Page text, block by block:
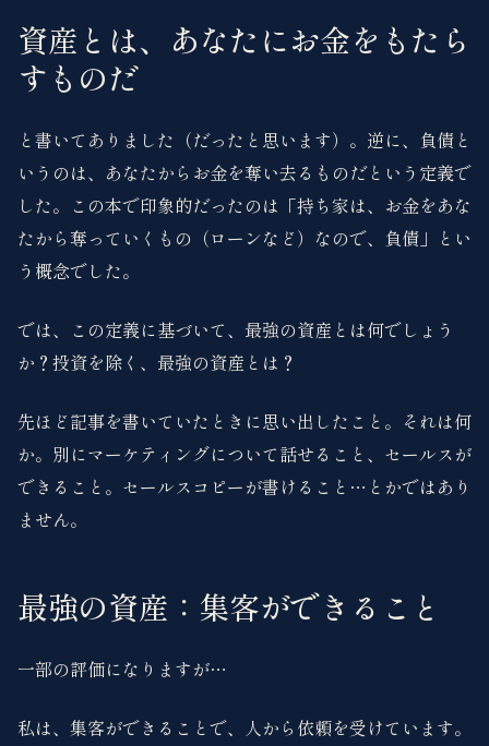
資産とは、あなたにお金をもたら
すものだ
と書いてありました（だったと思います）。逆に、負債と
いうのは、あなたからお金を奪い去るものだという定義で
した。この本で印象的だったのは「持ち家は、お金をあな
たから奪っていくもの（ローンなど）なので、負債」とい
う概念でした。
では、この定義に基づいて、最強の資産とは何でしょう
か？投資を除く、最強の資産とは？
先ほど記事を書いていたときに思い出したこと。それは何
か。別にマーケティングについて話せること、セールスが
できること。セールスコピーが書けること…とかではあり
ません。
最強の資産：集客ができること
一部の評価になりますが…
私は、集客ができることで、人から依頼を受けています。